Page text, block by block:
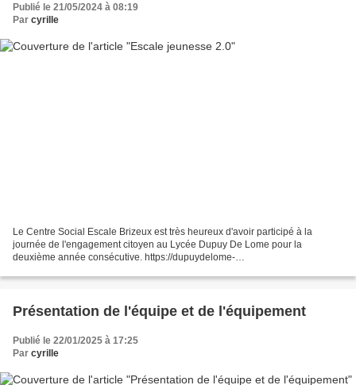
Publié le 21/05/2024 à 08:19
Par cyrille
Le Centre Social Escale Brizeux est très heureux d'avoir participé à la
journée de l'engagement citoyen au Lycée Dupuy De Lome pour la
deuxième année consécutive. https://dupuydelome-
Présentation de l'équipe et de l'équipement
Publié le 22/01/2025 à 17:25
Par cyrille